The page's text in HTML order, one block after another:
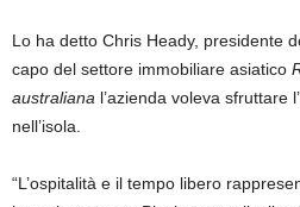
Lo ha detto Chris Heady, presidente
capo del settore immobiliare asiatico
australiana l’azienda voleva sfruttare
nell’isola.
“L’ospitalità e il tempo libero